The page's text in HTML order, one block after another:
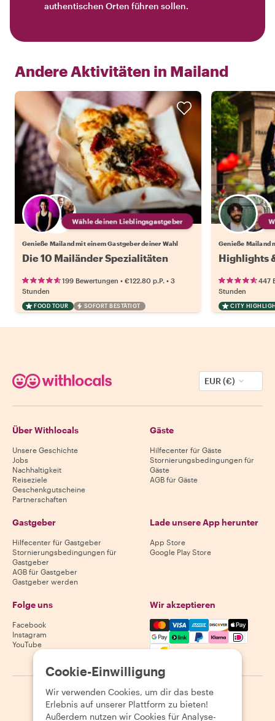
authentischen Orten führen sollen.
Andere Aktivitäten in Mailand
Wähle deinen Lieblingsgastgeber
Genieße Mailand mit einem Gastgeber deiner Wahl
Die 10 Mailänder Spezialitäten
199 Bewertungen • €122.80 p.P. • 3
Stunden
FOOD TOUR SOFORT BESTÄTIGT
Genieße Mailand
Highlights
447
Stunden
CITY
EUR (€)
Über Withlocals
Unsere Geschichte
Jobs
Nachhaltigkeit
Reiseziele
Geschenkgutscheine
Partnerschaften
Gäste
Hilfecenter für Gäste
Stornierungsbedingungen für
Gäste
AGB für Gäste
Gastgeber
Hilfecenter für Gastgeber
Stornierungsbedingungen für
Gastgeber
AGB für Gastgeber
Gastgeber werden
Lade unsere App herunter
App Store
Google Play Store
Folge uns
Facebook
Instagram
YouTube
Wir akzeptieren
Mastercard, Visa, Amex,
2026 Withlocals.com | Datenschutzerklärung | Cookies
Seitenübersicht
Cookie-Einwilligung
Wir verwenden Cookies, um dir das beste
Erlebnis auf unserer Plattform zu bieten!
Außerdem nutzen wir Cookies für Analyse-